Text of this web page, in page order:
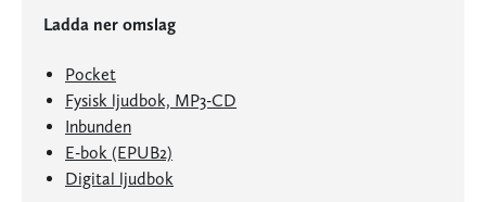
Ladda ner omslag
Pocket
Fysisk ljudbok, MP3-CD
Inbunden
E-bok (EPUB2)
Digital ljudbok